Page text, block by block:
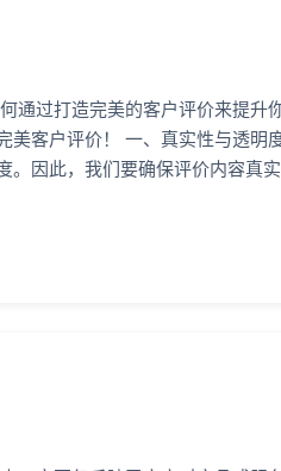
通过打造完美的客户评价来提升
美客户评价！ 一、真实性与透明
。因此，我们要确保评价内容真